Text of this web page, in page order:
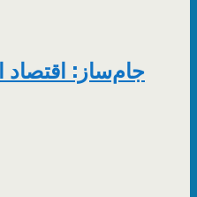
جام‌ساز: